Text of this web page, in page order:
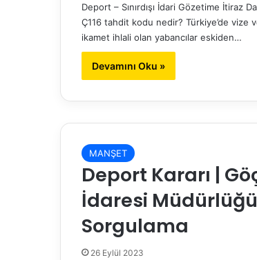
Deport – Sınırdışı İdari Gözetime İtiraz
Ç116 tahdit kodu nedir? Türkiye’de vize
ikamet ihlali olan yabancılar eskiden…
Devamını Oku »
MANŞET
Deport Kararı |
İdaresi Müdürlüğü
Sorgulama
26 Eylül 2023